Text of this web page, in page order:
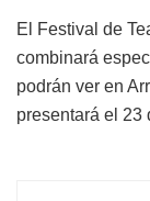
El Festival de
combinará
podrán ver en
presentará el 23